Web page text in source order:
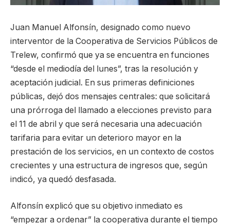
Juan Manuel Alfonsín, designado como nuevo
interventor de la Cooperativa de Servicios Públicos de
Trelew, confirmó que ya se encuentra en funciones
“desde el mediodía del lunes”, tras la resolución y
aceptación judicial. En sus primeras definiciones
públicas, dejó dos mensajes centrales: que solicitará
una prórroga del llamado a elecciones previsto para
el 11 de abril y que será necesaria una adecuación
tarifaria para evitar un deterioro mayor en la
prestación de los servicios, en un contexto de costos
crecientes y una estructura de ingresos que, según
indicó, ya quedó desfasada.
Alfonsín explicó que su objetivo inmediato es
“empezar a ordenar” la cooperativa durante el tiempo